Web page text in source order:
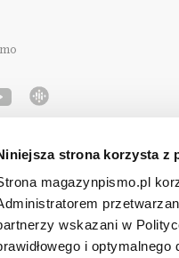
strona korzysta z
magazynpismo.pl
wskazani w
i
wspierają: